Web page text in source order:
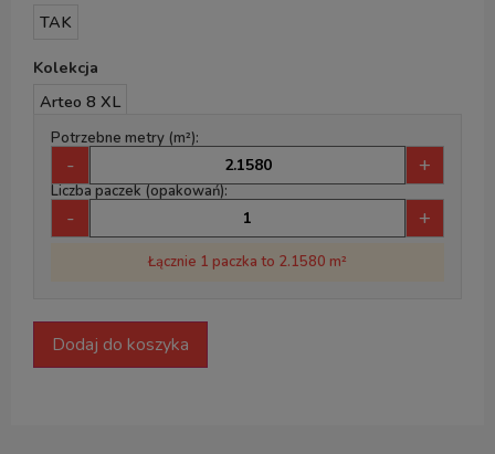
TAK
Kolekcja
Arteo 8 XL
Potrzebne metry (m²):
- +
Liczba paczek (opakowań):
- +
Łącznie 1 paczka to 2.1580 m²
Dodaj do koszyka